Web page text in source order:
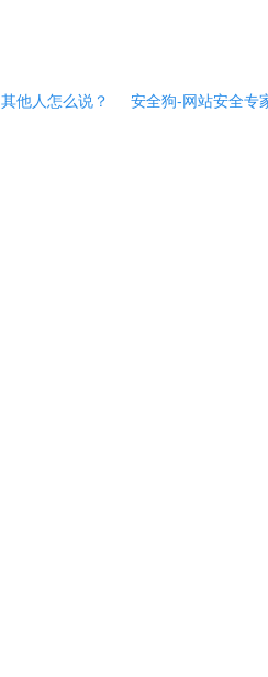
其他人怎么说？ 安全狗-网站安全专